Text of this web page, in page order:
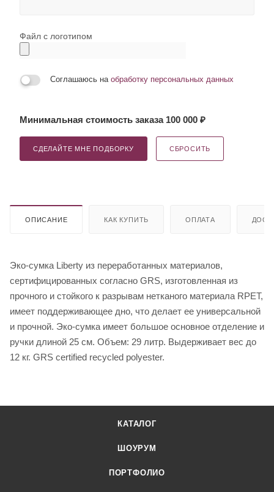
Файл с логотипом
Соглашаюсь на обработку персональных данных
Минимальная стоимость заказа 100 000 ₽
СДЕЛАЙТЕ МНЕ ПОДБОРКУ СБРОСИТЬ
ОПИСАНИЕ КАК КУПИТЬ ОПЛАТА
Эко-сумка Liberty из переработанных материалов,
сертифицированных согласно GRS, изготовленная из
прочного и стойкого к разрывам нетканого материала RPET,
имеет поддерживающее дно, что делает ее универсальной
и прочной. Эко-сумка имеет большое основное отделение и
ручки длиной 25 см. Объем: 29 литр. Выдерживает вес до
12 кг. GRS certified recycled polyester.
КАТАЛОГ
ШОУРУМ
ПОРТФОЛИО